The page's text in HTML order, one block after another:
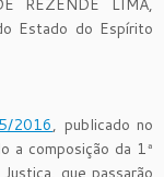
Estado do Espírito
2016, publicado no
a composição da 1ª
que passarão